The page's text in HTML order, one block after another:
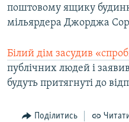
поштовому ящику
мільярдера Джорджа
Білий дім засудив
публічних людей і
будуть притягнуті до
Поділитись